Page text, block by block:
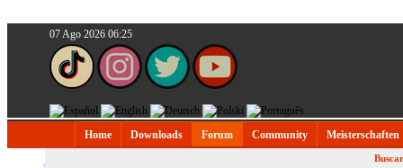
07 Ago 2026 06:25
Home Downloads Forum Community Meisterschaften
Buscar